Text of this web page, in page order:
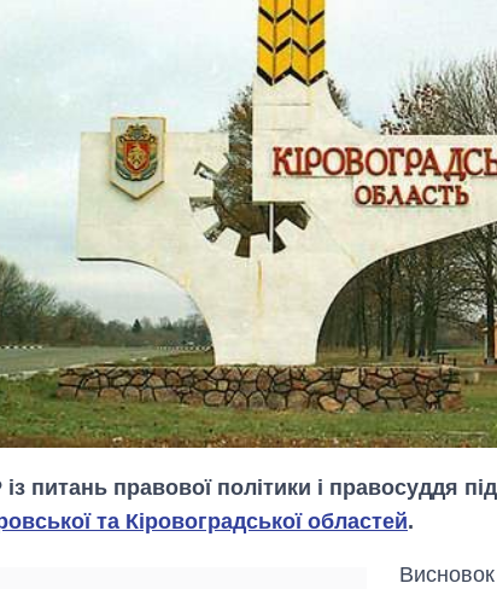
питань правової політики і правосуддя
та Кіровоградської областей.